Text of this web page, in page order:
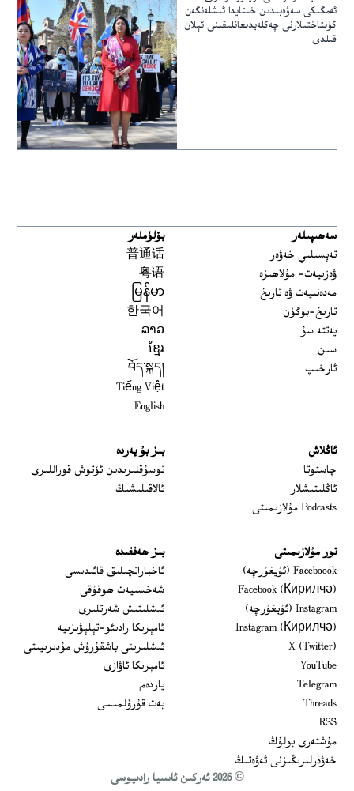
ئەمگىكى سەۋەبىدىن خىتايدا ئىشلەنگەن
كۈنتاختىلارنى چەكلەيدىغانلىقىنى ئېلان
قىلدى
سەھىپىلەر
تەپسىلىي خەۋەر
ۋەزىيەت- مۇلاھىزە
مەدەنىيەت ۋە تارىخ
تارىخ-بۈگۈن
يەتتە سۇ
سىن
ئارخىپ
بۆلۈملەر
普通话
粤语
မြန်မာ
한국어
ລາວ
ខ្មែរ
བོད་སྐད།
Tiếng Việt
English
ئاڭلاش
چاستوتا
ئاڭلىتىشلار
Podcasts مۇلازىمىتى
بىز بۇ يەردە
توسۇقلىرىدىن ئۆتۈش قوراللىرى
ئالاقىلىشىڭ
تور مۇلازىمىتى
Faceboook (ئۇيغۇرچە)
Opens in new window
Facebook (Кирилчә)
Opens in new window
Instagram (ئۇيغۇرچە)
Opens in new window
Instagram (Кирилчә)
Opens in new window
X (Twitter)
YouTube
Telegram
Threads
RSS
مۇشتەرى بولۇڭ
خەۋەرلىرىڭىزنى ئەۋەتىڭ
بىز ھەققىدە
ئاخباراتچىلىق قائىدىسى
شەخسىيەت ھوقۇقى
ئىشلىتىش شەرتلىرى
ئامېرىكا رادىئو-تېلېۋىزىيە
ئىشلىرىنى باشقۇرۇش مۇدىرىيىتى
ئامېرىكا ئاۋازى
ياردەم
بەت قۇرۇلمىسى
© 2026 ئەركىن ئاسىيا رادىيوسى